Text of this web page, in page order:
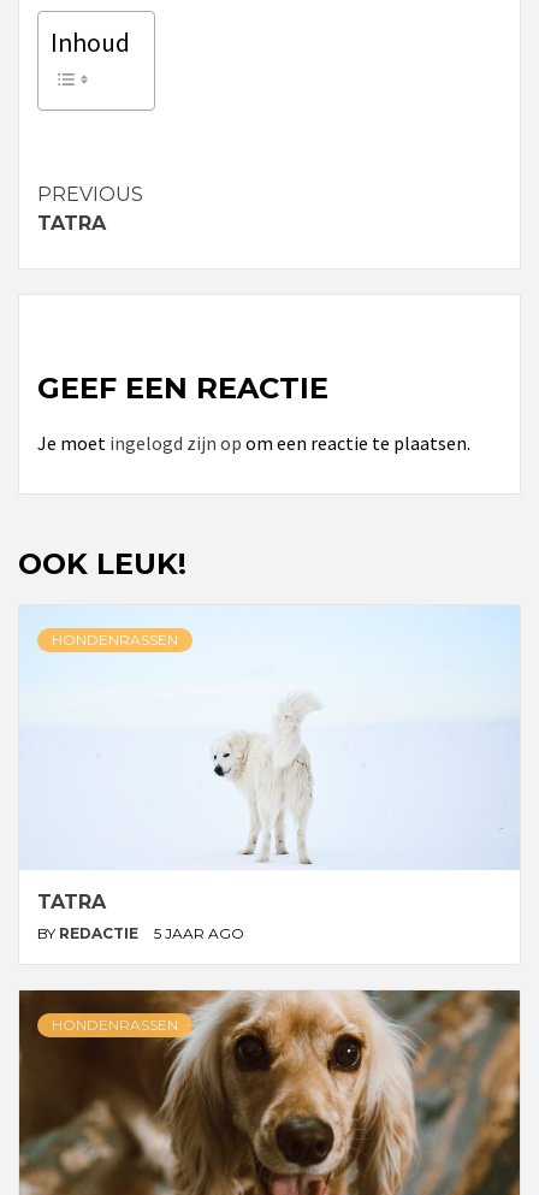
Inhoud
Continue
Reading
PREVIOUS
TATRA
GEEF EEN REACTIE
Je moet ingelogd zijn op om een reactie te plaatsen.
OOK LEUK!
HONDENRASSEN
TATRA
BY REDACTIE 5 JAAR AGO
HONDENRASSEN